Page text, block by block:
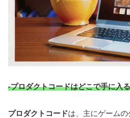
-プロダクトコードはどこで手に入
プロダクトコードは、主にゲーム